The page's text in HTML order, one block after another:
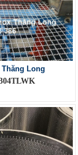
Long